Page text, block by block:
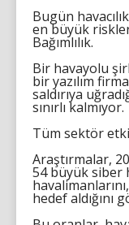
Bugün
en büyük
Bağımlılık.
Bir havayolu
bir yazılım
saldırıya
sınırlı kalmıyor.
Tüm sektör
Araştırmalar,
54 büyük siber
hedef aldığını